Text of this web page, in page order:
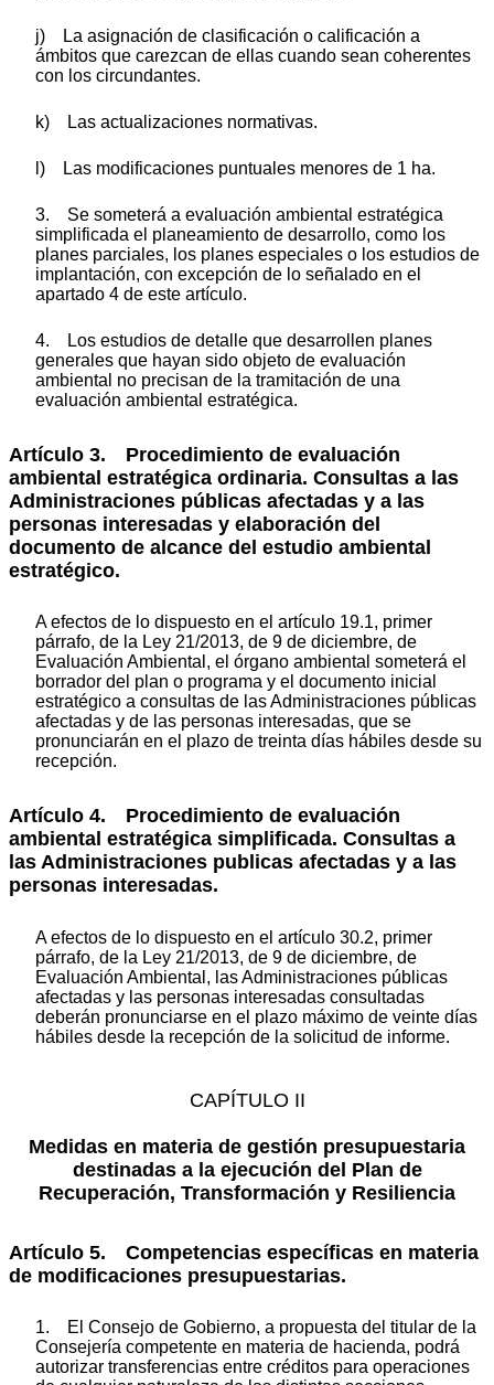
j) La asignación de clasificación o calificación a
ámbitos que carezcan de ellas cuando sean coherentes
con los circundantes.
k) Las actualizaciones normativas.
l) Las modificaciones puntuales menores de 1 ha.
3. Se someterá a evaluación ambiental estratégica
simplificada el planeamiento de desarrollo, como los
planes parciales, los planes especiales o los estudios de
implantación, con excepción de lo señalado en el
apartado 4 de este artículo.
4. Los estudios de detalle que desarrollen planes
generales que hayan sido objeto de evaluación
ambiental no precisan de la tramitación de una
evaluación ambiental estratégica.
Artículo 3. Procedimiento de evaluación
ambiental estratégica ordinaria. Consultas a las
Administraciones públicas afectadas y a las
personas interesadas y elaboración del
documento de alcance del estudio ambiental
estratégico.
A efectos de lo dispuesto en el artículo 19.1, primer
párrafo, de la Ley 21/2013, de 9 de diciembre, de
Evaluación Ambiental, el órgano ambiental someterá el
borrador del plan o programa y el documento inicial
estratégico a consultas de las Administraciones públicas
afectadas y de las personas interesadas, que se
pronunciarán en el plazo de treinta días hábiles desde su
recepción.
Artículo 4. Procedimiento de evaluación
ambiental estratégica simplificada. Consultas a
las Administraciones publicas afectadas y a las
personas interesadas.
A efectos de lo dispuesto en el artículo 30.2, primer
párrafo, de la Ley 21/2013, de 9 de diciembre, de
Evaluación Ambiental, las Administraciones públicas
afectadas y las personas interesadas consultadas
deberán pronunciarse en el plazo máximo de veinte días
hábiles desde la recepción de la solicitud de informe.
CAPÍTULO II
Medidas en materia de gestión presupuestaria
destinadas a la ejecución del Plan de
Recuperación, Transformación y Resiliencia
Artículo 5. Competencias específicas en materia
de modificaciones presupuestarias.
1. El Consejo de Gobierno, a propuesta del titular de la
Consejería competente en materia de hacienda, podrá
autorizar transferencias entre créditos para operaciones